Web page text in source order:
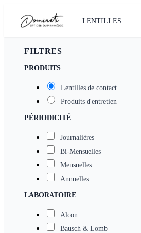
LENTILLES
FILTRES
PRODUITS
Lentilles de contact
Produits d'entretien
PÉRIODICITÉ
Journalières
Bi-Mensuelles
Mensuelles
Annuelles
LABORATOIRE
Alcon
Bausch & Lomb